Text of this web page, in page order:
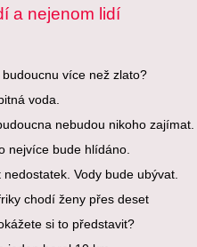
a nejenom lidí
více než zlato?
voda.
nebudou nikoho zajímat.
nejvíce bude hlídáno.
Vody bude ubývat.
chodí ženy přes deset
si to představit?